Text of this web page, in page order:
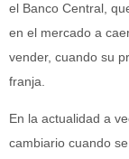
el Banco Central,
en el mercado a
vender, cuando su
franja.
En la actualidad a
cambiario cuando